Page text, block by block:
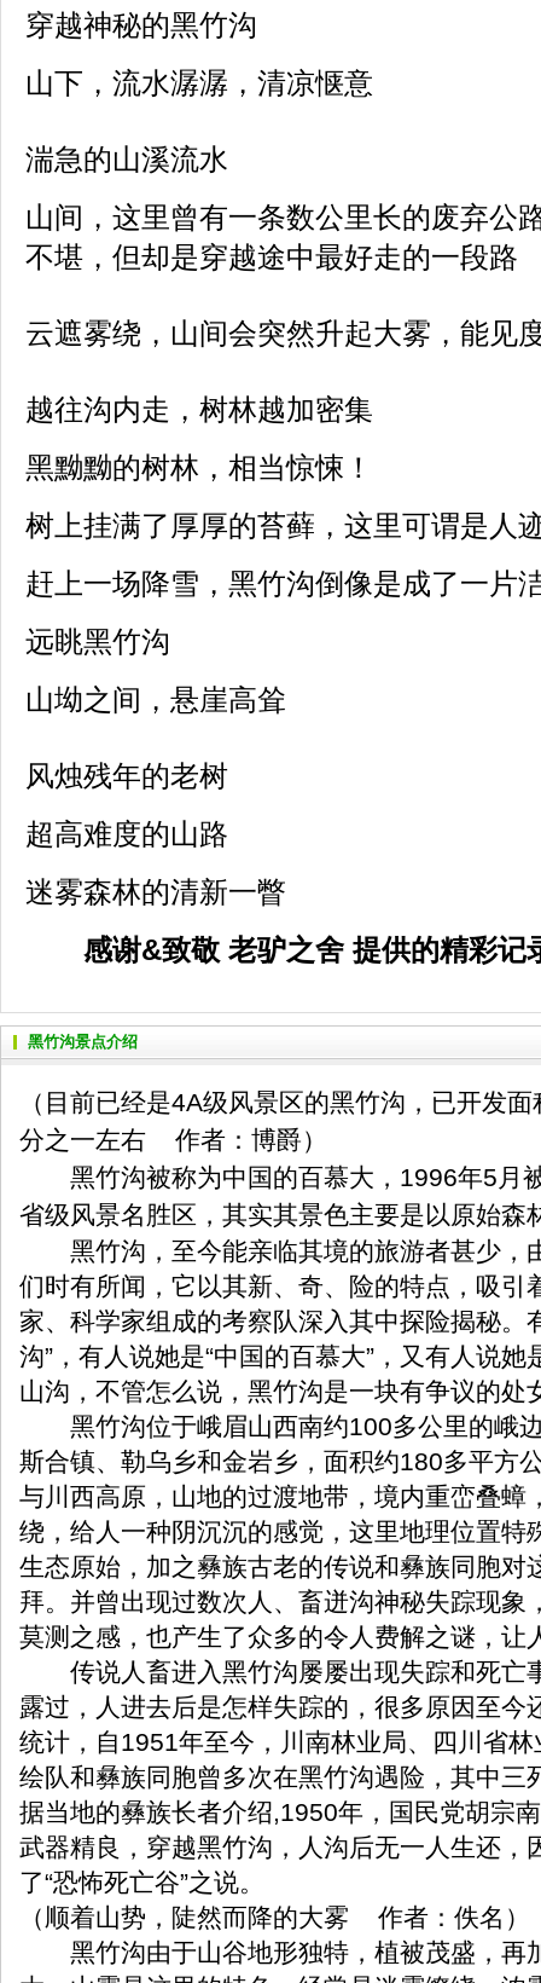
穿越神秘的黑竹沟
山下，流水潺潺，清凉惬意
湍急的山溪流水
山间，这里曾有一条数公里长的废弃公
不堪，但却是穿越途中最好走的一段路
云遮雾绕，山间会突然升起大雾，能见
越往沟内走，树林越加密集
黑黝黝的树林，相当惊悚！
树上挂满了厚厚的苔藓，这里可谓是人
赶上一场降雪，黑竹沟倒像是成了一片
远眺黑竹沟
山坳之间，悬崖高耸
风烛残年的老树
超高难度的山路
迷雾森林的清新一瞥
感谢&致敬 老驴之舍 提供的精彩记
黑竹沟景点介绍
（目前已经是4A级风景区的黑竹沟，已开发
分之一左右 作者：博爵）
黑竹沟被称为中国的百慕大，1996年5月
省级风景名胜区，其实其景色主要是以原始森
黑竹沟，至今能亲临其境的旅游者甚少，
们时有所闻，它以其新、奇、险的特点，吸引
家、科学家组成的考察队深入其中探险揭秘。
沟”，有人说她是“中国的百慕大”，又有人说
山沟，不管怎么说，黑竹沟是一块有争议的处
黑竹沟位于峨眉山西南约100多公里的峨
斯合镇、勒乌乡和金岩乡，面积约180多平方
与川西高原，山地的过渡地带，境内重峦叠蟑
绕，给人一种阴沉沉的感觉，这里地理位置特
生态原始，加之彝族古老的传说和彝族同胞对
拜。并曾出现过数次人、畜迸沟神秘失踪现象
莫测之感，也产生了众多的令人费解之谜，让
传说人畜进入黑竹沟屡屡出现失踪和死亡
露过，人进去后是怎样失踪的，很多原因至今
统计，自1951年至今，川南林业局、四川省
绘队和彝族同胞曾多次在黑竹沟遇险，其中三
据当地的彝族长者介绍,1950年，国民党胡宗
武器精良，穿越黑竹沟，人沟后无一人生还，
了“恐怖死亡谷”之说。
（顺着山势，陡然而降的大雾 作者：佚名）
黑竹沟由于山谷地形独特，植被茂盛，再